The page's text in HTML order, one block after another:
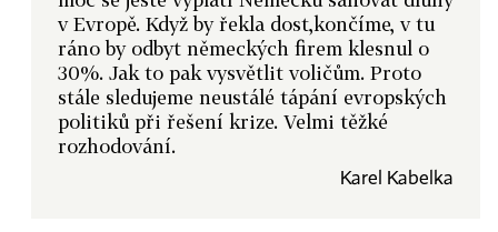
v Evropě. Když by řekla dost,končíme, v tu
ráno by odbyt německých firem klesnul o
30%. Jak to pak vysvětlit voličům. Proto
stále sledujeme neustálé tápání evropských
politiků při řešení krize. Velmi těžké
rozhodování.
Karel Kabelka